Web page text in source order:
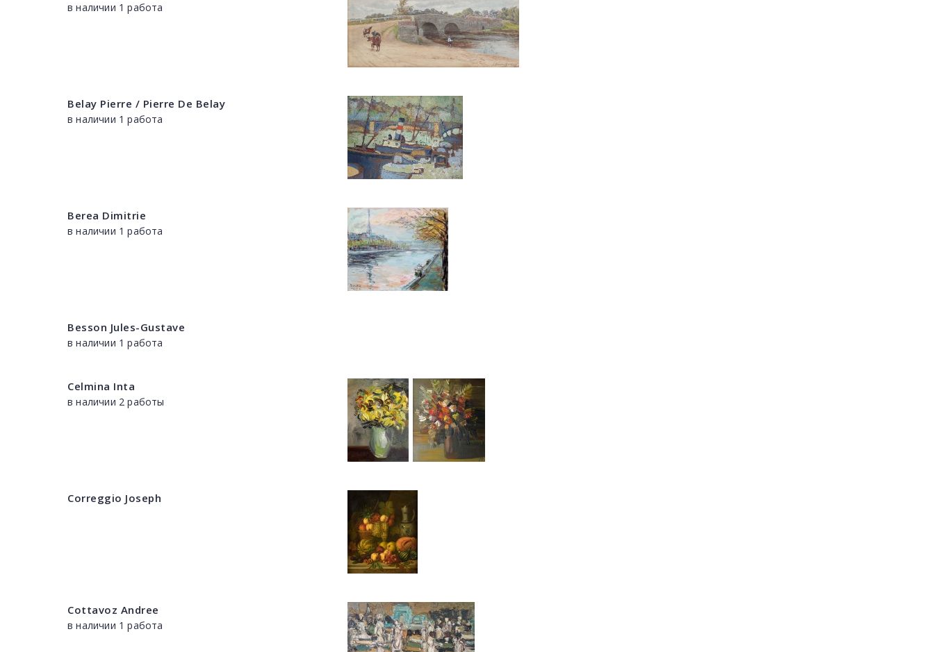
в наличии 1 работа
Belay Pierre / Pierre De Belay
в наличии 1 работа
Berea Dimitrie
в наличии 1 работа
Besson Jules-Gustave
в наличии 1 работа
Celmina Inta
в наличии 2 работы
Correggio Joseph
Cottavoz Andree
в наличии 1 работа